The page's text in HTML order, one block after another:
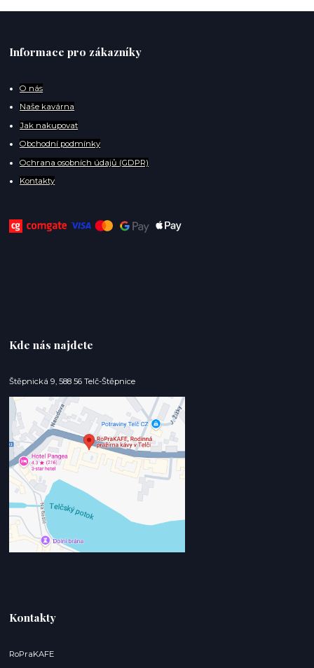
Informace pro zákazníky
O nás
Naše kavárna
Jak nakupovat
Obchodní podmínky
Ochrana osobních údajů (GDPR)
Kontakty
Kde nás najdete
Štěpnická 9, 588 56 Telč-Štěpnice
Kontakty
RoPraKAFE